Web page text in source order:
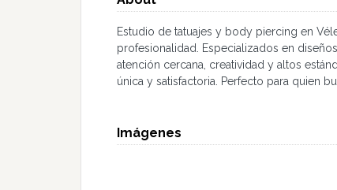
Estudio de tatuajes y body piercing en
profesionalidad. Especializados en
atención cercana, creatividad y altos
única y satisfactoria. Perfecto para quien
Imágenes